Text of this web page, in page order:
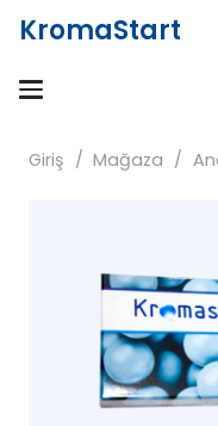
KromaStart
Giriş / Mağaza /